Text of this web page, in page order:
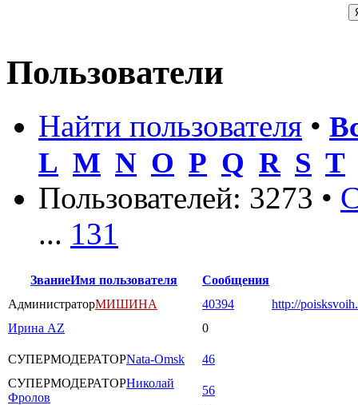
Пользователи
Найти пользователя •
L M N O P Q R S T
Пользователей: 3273 •
... 131
ЗваниеИмя пользователя
Сообщения
АдминистраторМИШИНА 40394
http://
Ирина AZ
0
СУПЕРМОДЕРАТОРNata-Omsk
46
СУПЕРМОДЕРАТОРНиколай
Фролов
56